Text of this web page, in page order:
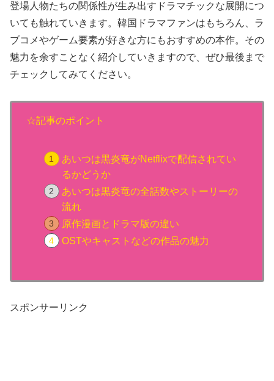
登場人物たちの関係性が生み出すドラマチックな展開につ
いても触れていきます。韓国ドラマファンはもちろん、ラ
ブコメやゲーム要素が好きな方にもおすすめの本作。その
魅力を余すことなく紹介していきますので、ぜひ最後まで
チェックしてみてください。
☆記事のポイント
あいつは黒炎竜がNetflixで配信されてい
るかどうか
あいつは黒炎竜の全話数やストーリーの
流れ
原作漫画とドラマ版の違い
OSTやキャストなどの作品の魅力
スポンサーリンク